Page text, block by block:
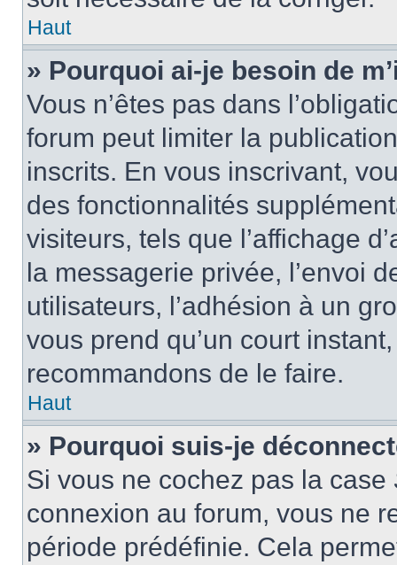
Haut
» Pourquoi ai-je besoin de
Vous n’êtes pas dans
forum peut limiter la
inscrits. En vous inscrivant,
des fonctionnalités
visiteurs, tels que l’affichage
la messagerie privée, l’envoi
utilisateurs, l’adhésion à un
vous prend qu’un court
recommandons de le faire.
Haut
» Pourquoi suis-je
Si vous ne cochez pas la case
connexion au forum, vous ne
période prédéfinie. Cela